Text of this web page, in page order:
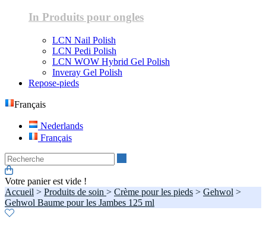
In Produits pour ongles
LCN Nail Polish
LCN Pedi Polish
LCN WOW Hybrid Gel Polish
Inveray Gel Polish
Repose-pieds
Français
Nederlands
Français
Votre panier est vide !
Accueil > Produits de soin > Crème pour les pieds > Gehwol >
Gehwol Baume pour les Jambes 125 ml